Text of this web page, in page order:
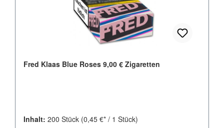
Fred Klaas Blue Roses 9,00 € Zigaretten
Inhalt: 200 Stück (0,45 €* / 1 Stück)